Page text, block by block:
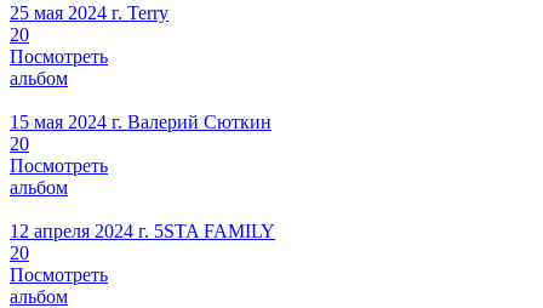
25 мая 2024 г. Terry
20
Посмотреть
альбом
15 мая 2024 г. Валерий Сюткин
20
Посмотреть
альбом
12 апреля 2024 г. 5STA FAMILY
20
Посмотреть
альбом